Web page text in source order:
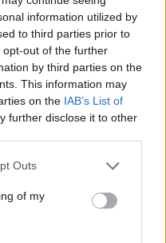
information utilized by
to third parties prior to
out of the further
by third parties on the
This information may
on the IAB’s List of
further disclose it to other
Outs
of my
90% βάσει του
για τις
Οι
μπορούν να
υποχρεώσεις
καυσίμων
εφαρμογή της
χρονοθυρίδων»